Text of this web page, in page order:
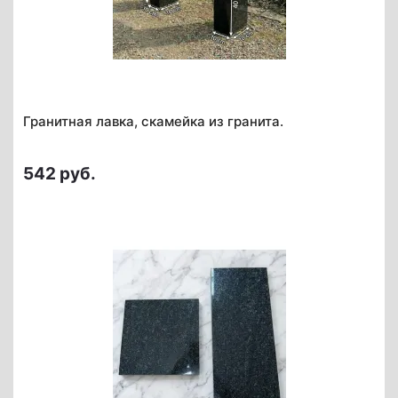
Гранитная лавка, скамейка из гранита.
542 руб.